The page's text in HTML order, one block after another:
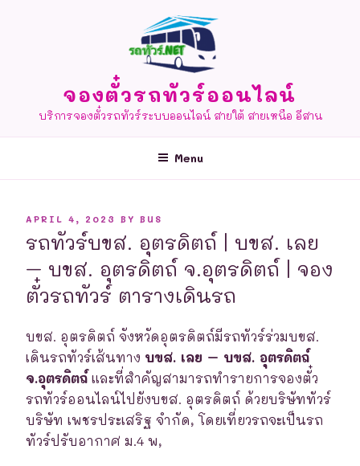
จองตั๋วรถทัวร์ออนไลน์
บริการจองตั๋วรถทัวร์ระบบออนไลน์ สายใต้ สายเหนือ อีสาน
Menu
POSTED
APRIL 4, 2023 BY BUS
รถทัวร์บขส. อุตรดิตถ์ | บขส. เลย
– บขส. อุตรดิตถ์ จ.อุตรดิตถ์ | จอง
ตั๋วรถทัวร์ ตารางเดินรถ
บขส. อุตรดิตถ์ จังหวัดอุตรดิตถ์มีรถทัวร์ร่วมบขส.
เดินรถทัวร์เส้นทาง บขส. เลย – บขส. อุตรดิตถ์
จ.อุตรดิตถ์ และที่สำคัญสามารถทำรายการจองตั๋ว
รถทัวร์ออนไลน์ไปยังบขส. อุตรดิตถ์ ด้วยบริษัททัวร์
บริษัท เพชรประเสริฐ จำกัด, โดยเที่ยวรถจะเป็นรถ
ทัวร์ปรับอากาศ ม.4 พ,